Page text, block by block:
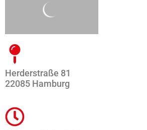
Herderstraße 81
22085 Hamburg